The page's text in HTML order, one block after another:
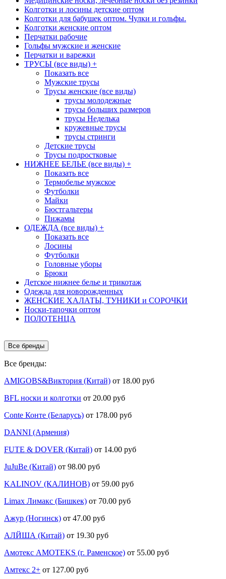
Колготки и лосины детские оптом
Колготки для бабушек оптом. Чулки и гольфы.
Колготки женские оптом
Перчатки рабочие
Гольфы мужские и женские
Перчатки и варежки
ТРУСЫ (все виды) +
Показать все
Мужские трусы
Трусы женские (все виды)
трусы молодежные
трусы больших размеров
трусы Неделька
кружевные трусы
трусы стринги
Детские трусы
Трусы подростковые
НИЖНЕЕ БЕЛЬЕ (все виды) +
Показать все
Термобелье мужское
Футболки
Майки
Бюстгальтеры
Пижамы
ОДЕЖДА (все виды) +
Показать все
Лосины
Футболки
Головные уборы
Брюки
Детское нижнее белье и трикотаж
Одежда для новорожденных
ЖЕНСКИЕ ХАЛАТЫ, ТУНИКИ и СОРОЧКИ
Носки-тапочки оптом
ПОЛОТЕНЦА
Все бренды
Все бренды:
AMIGOBS&Виктория (Китай) от 18.00 руб
BFL носки и колготки от 20.00 руб
Conte Конте (Беларусь) от 178.00 руб
DANNI (Армения)
FUTE & DOVER (Китай) от 14.00 руб
JuJuBe (Китай) от 98.00 руб
KALINOV (КАЛИНОВ) от 59.00 руб
Limax Лимакс (Бишкек) от 70.00 руб
Ажур (Ногинск) от 47.00 руб
АЛЙША (Китай) от 19.30 руб
Амотекс AMOTEKS (г. Раменское) от 55.00 руб
Амтекс 2+ от 127.00 руб